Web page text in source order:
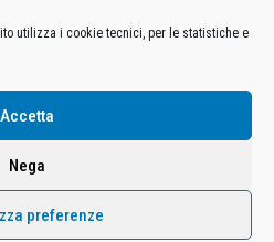
utilizza i cookie tecnici, per le statistiche e
Accetta
Nega
preferenze
di Utilizzo-Cookies-Privacy
e Brianza 02137480964 - R.E.A. MB-1370021 -